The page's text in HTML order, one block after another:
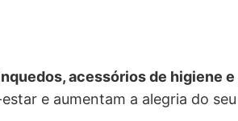
acessórios de higiene
e aumentam a alegria do